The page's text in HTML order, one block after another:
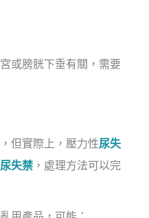
或膀胱下垂有關，需要
但實際上，壓力性尿失
尿失禁 ，處理方法可以完